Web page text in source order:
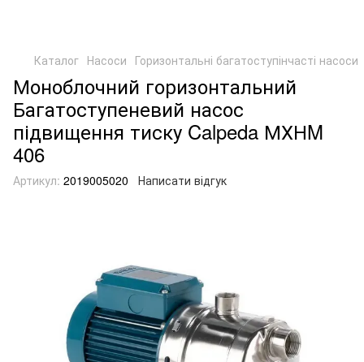
Каталог Насоси Горизонтальні багатоступінчасті насоси
Моноблочний горизонтальний
Багатоступеневий насос
підвищення тиску Calpeda МХНM
406
Артикул: 2019005020 Написати відгук